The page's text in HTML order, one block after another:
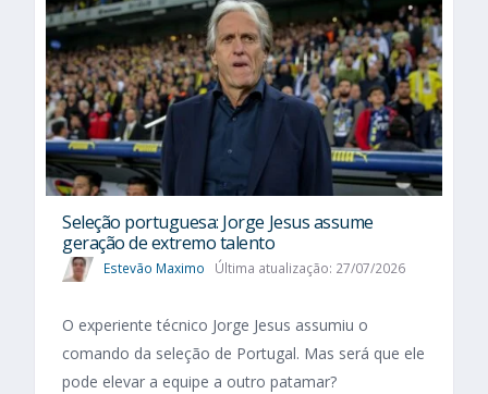
Seleção portuguesa: Jorge Jesus assume
geração de extremo talento
Estevão Maximo Última atualização: 27/07/2026
O experiente técnico Jorge Jesus assumiu o
comando da seleção de Portugal. Mas será que ele
pode elevar a equipe a outro patamar?